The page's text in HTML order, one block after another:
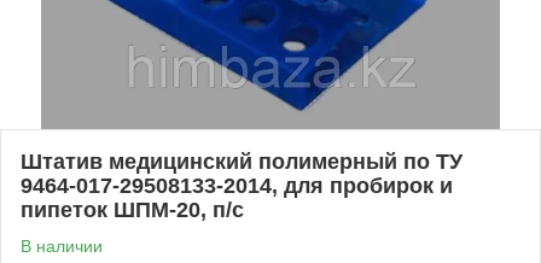
Штатив медицинский полимерный по ТУ
9464-017-29508133-2014, для пробирок и
пипеток ШПМ-20, п/с
В наличии